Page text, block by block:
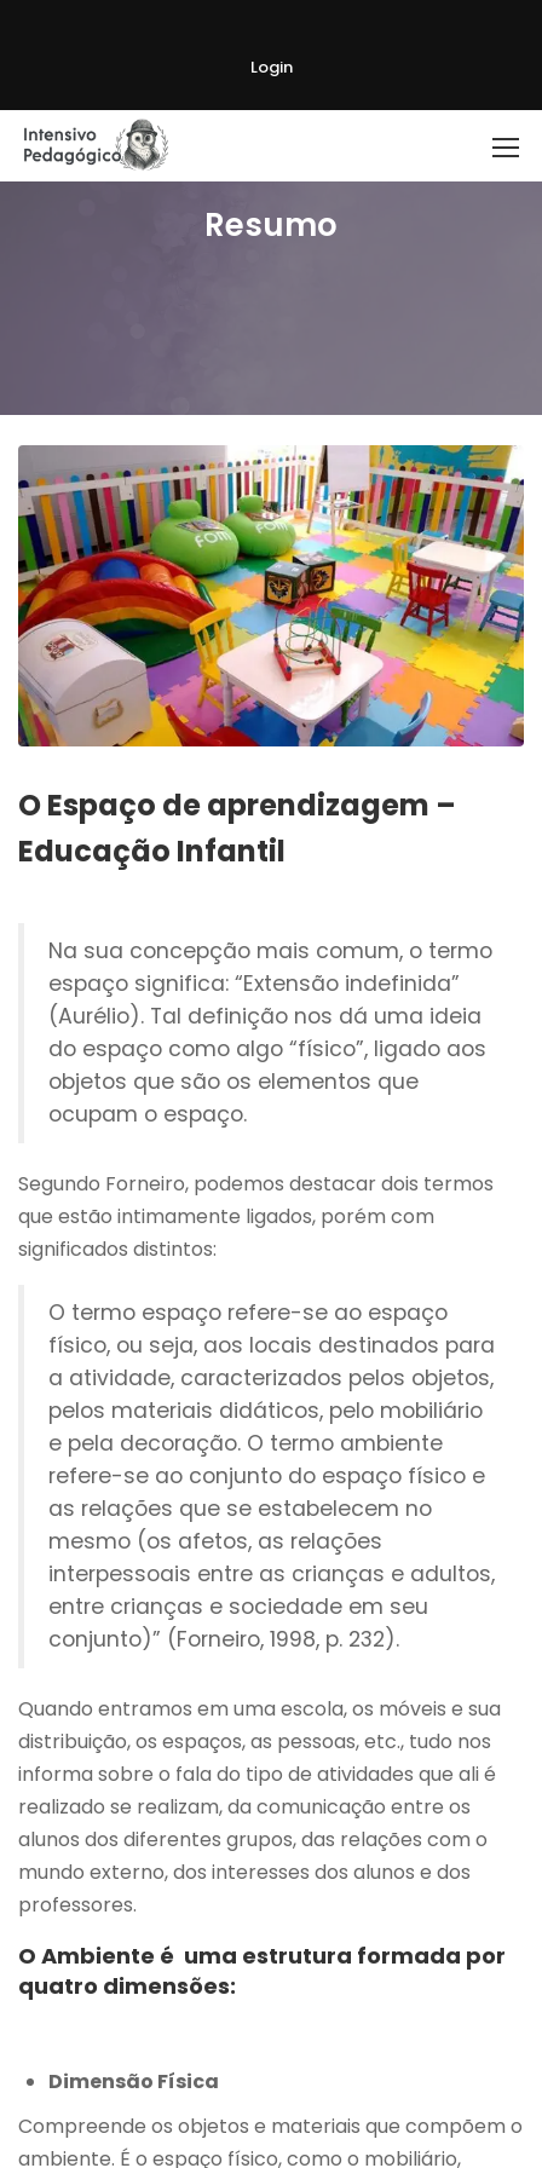
Login
Resumo
O Espaço de aprendizagem –
Educação Infantil
Na sua concepção mais comum, o termo
espaço significa: “Extensão indefinida”
(Aurélio). Tal definição nos dá uma ideia
do espaço como algo “físico”, ligado aos
objetos que são os elementos que
ocupam o espaço.
Segundo Forneiro, podemos destacar dois termos
que estão intimamente ligados, porém com
significados distintos:
O termo espaço refere-se ao espaço
físico, ou seja, aos locais destinados para
a atividade, caracterizados pelos objetos,
pelos materiais didáticos, pelo mobiliário
e pela decoração. O termo ambiente
refere-se ao conjunto do espaço físico e
as relações que se estabelecem no
mesmo (os afetos, as relações
interpessoais entre as crianças e adultos,
entre crianças e sociedade em seu
conjunto)” (Forneiro, 1998, p. 232).
Quando entramos em uma escola, os móveis e sua
distribuição, os espaços, as pessoas, etc., tudo nos
informa sobre o fala do tipo de atividades que ali é
realizado se realizam, da comunicação entre os
alunos dos diferentes grupos, das relações com o
mundo externo, dos interesses dos alunos e dos
professores.
O Ambiente é uma estrutura formada por
quatro dimensões:
Dimensão Física
Compreende os objetos e materiais que compõem o
ambiente. É o espaço físico, como o mobiliário,